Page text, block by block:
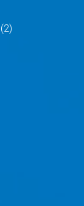
(2)